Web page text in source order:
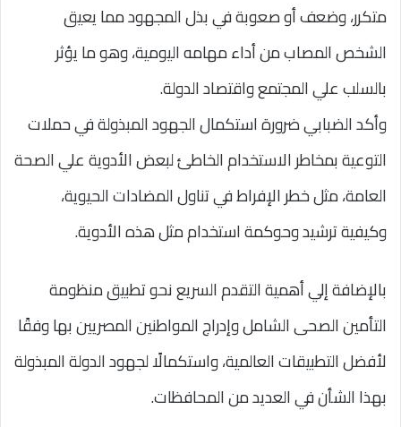
متكرر، وضعف أو صعوبة في بذل المجهود مما يعيق
الشخص المصاب من أداء مهامه اليومية، وهو ما يؤثر
بالسلب علي المجتمع واقتصاد الدولة.
وأكد الضبابي ضرورة استكمال الجهود المبذولة في حملات
التوعية بمخاطر الاستخدام الخاطئ لبعض الأدوية علي الصحة
العامة، مثل خطر الإفراط في تناول المضادات الحيوية،
وكيفية ترشيد وحوكمة استخدام مثل هذه الأدوية.
بالإضافة إلي أهمية التقدم السريع نحو تطبيق منظومة
التأمين الصحى الشامل وإدراج المواطنين المصريين بها وفقًا
لأفضل التطبيقات العالمية، واستكمالًا لجهود الدولة المبذولة
بهذا الشأن في العديد من المحافظات.